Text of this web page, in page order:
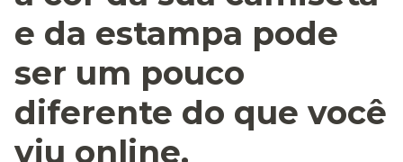
e da estampa pode
ser um pouco
diferente do que você
viu online.